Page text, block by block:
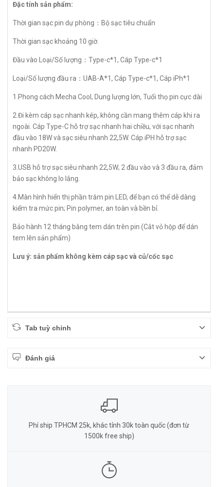
Đặc tính sản phẩm:
Thời gian sạc pin dự phòng：Bộ sạc tiêu chuẩn
Thời gian sạc khoảng 10 giờ.
Đầu vào Loại/Số lượng：Type-c*1, Cáp Type-c*1
Loại/Số lượng đầu ra：UAB-A*1, Cáp Type-c*1, Cáp iPh*1
1.Phong cách Mecha Cool, Dung lượng lớn, Tuổi thọ pin cực dài
2.Đi kèm cáp sạc nhanh kép, không cần mang thêm cáp khi ra
ngoài. Cáp Type-C hỗ trợ sạc nhanh hai chiều, với sạc nhanh
đầu vào 18W và sạc siêu nhanh 22,5W. Cáp iPH hỗ trợ sạc
nhanh PD20W.
3.USB hỗ trợ sạc siêu nhanh 22,5W; 2 đầu vào và 3 đầu ra, đảm
bảo sạc không lo lắng.
4.Màn hình hiển thị phần trăm pin LED, để bạn có thể dễ dàng
kiểm tra mức pin; Pin polymer, an toàn và bền bỉ.
Bảo hành 12 tháng bằng tem dán trên pin (Cắt vỏ hộp để dán
tem lên sản phẩm)
Lưu ý: sản phẩm không kèm cáp sạc và củ/cốc sạc
Tab tuỳ chỉnh
Đánh giá
Phí ship TPHCM 25k, khác tỉnh 30k toàn quốc (đơn từ
1500k free ship)